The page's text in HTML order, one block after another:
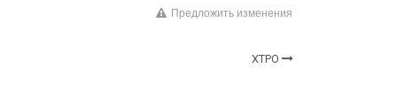
Предложить изменения
ХТРО